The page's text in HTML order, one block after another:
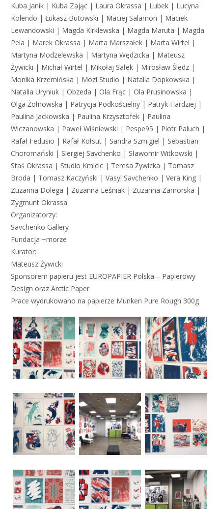
Kuba Janik | Kuba Zając | Laura Okrassa | Lubek | Lucyna
Kolendo | Łukasz Butowski | Maciej Salamon | Maciek
Lewandowski | Magda Kirklewska | Magda Maruta | Magda
Pela | Marek Okrassa | Marta Marszałek | Marta Wirtel |
Martyna Modzelewska | Martyna Wędzicka | Mateusz
Żywicki | Michał Wirtel | Mikołaj Sałek | Mirosław Śledz |
Monika Krzemińska | Mozi Studio | Natalia Dopkowska |
Natalia Uryniuk | Obzeda | Ola Frąc | Ola Prusinowska |
Olga Żołnowska | Patrycja Podkościelny | Patryk Hardziej |
Paulina Jackowska | Paulina Krzysztofek | Paulina
Wiczanowska | Paweł Wiśniewski | Pespe95 | Piotr Paluch |
Rafał Fedusio | Rafał Kołsut | Sandra Szmigiel | Sebastian
Choromański | Siergiej Savchenko | Sławomir Witkowski |
Staś Okrassa | Studio Kmicic | Teresa Żywicka | Tomasz
Broda | Tomasz Kaczyński | Vasyl Savchenko | Vera King |
Zuzanna Dolega | Zuzanna Leśniak | Zuzanna Zamorska |
Zygmunt Okrassa
Organizatorzy:
Savchenko Gallery
Fundacja ~morze
Kurator:
Mateusz Żywicki
Sponsorem papieru jest EUROPAPIER Polska – Papierowy
Design oraz Arctic Paper
Prace wydrukowano na papierze Munken Pure Rough 300g